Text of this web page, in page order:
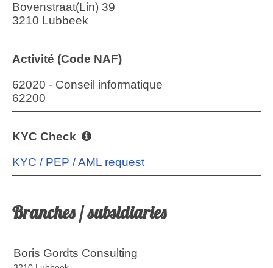
Bovenstraat(Lin) 39
3210 Lubbeek
Activité (Code NAF)
62020 - Conseil informatique
62200
KYC Check
KYC / PEP / AML request
Branches / subsidiaries
Boris Gordts Consulting